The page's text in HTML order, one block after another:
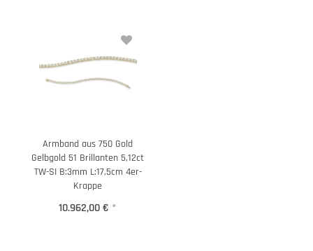
Armband aus 750 Gold
Gelbgold 51 Brillanten 5,12ct
TW-SI B:3mm L:17,5cm 4er-
Krappe
10.962,00 € *